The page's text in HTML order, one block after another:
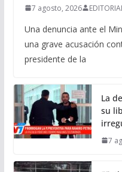
7 agosto, 2026
Una denuncia ante el
una grave acusación
presidente de la
La
su
7